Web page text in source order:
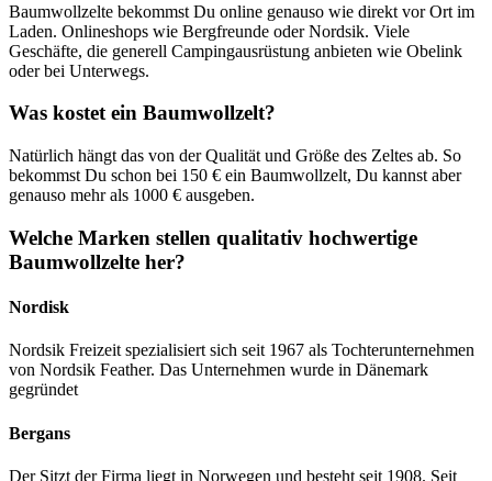
Baumwollzelte bekommst Du online genauso wie direkt vor Ort im
Laden. Onlineshops wie Bergfreunde oder Nordsik. Viele
Geschäfte, die generell Campingausrüstung anbieten wie Obelink
oder bei Unterwegs.
Was kostet ein Baumwollzelt?
Natürlich hängt das von der Qualität und Größe des Zeltes ab. So
bekommst Du schon bei 150 € ein Baumwollzelt, Du kannst aber
genauso mehr als 1000 € ausgeben.
Welche Marken stellen qualitativ hochwertige
Baumwollzelte her?
Nordisk
Nordsik Freizeit spezialisiert sich seit 1967 als Tochterunternehmen
von Nordsik Feather. Das Unternehmen wurde in Dänemark
gegründet
Bergans
Der Sitzt der Firma liegt in Norwegen und besteht seit 1908. Seit